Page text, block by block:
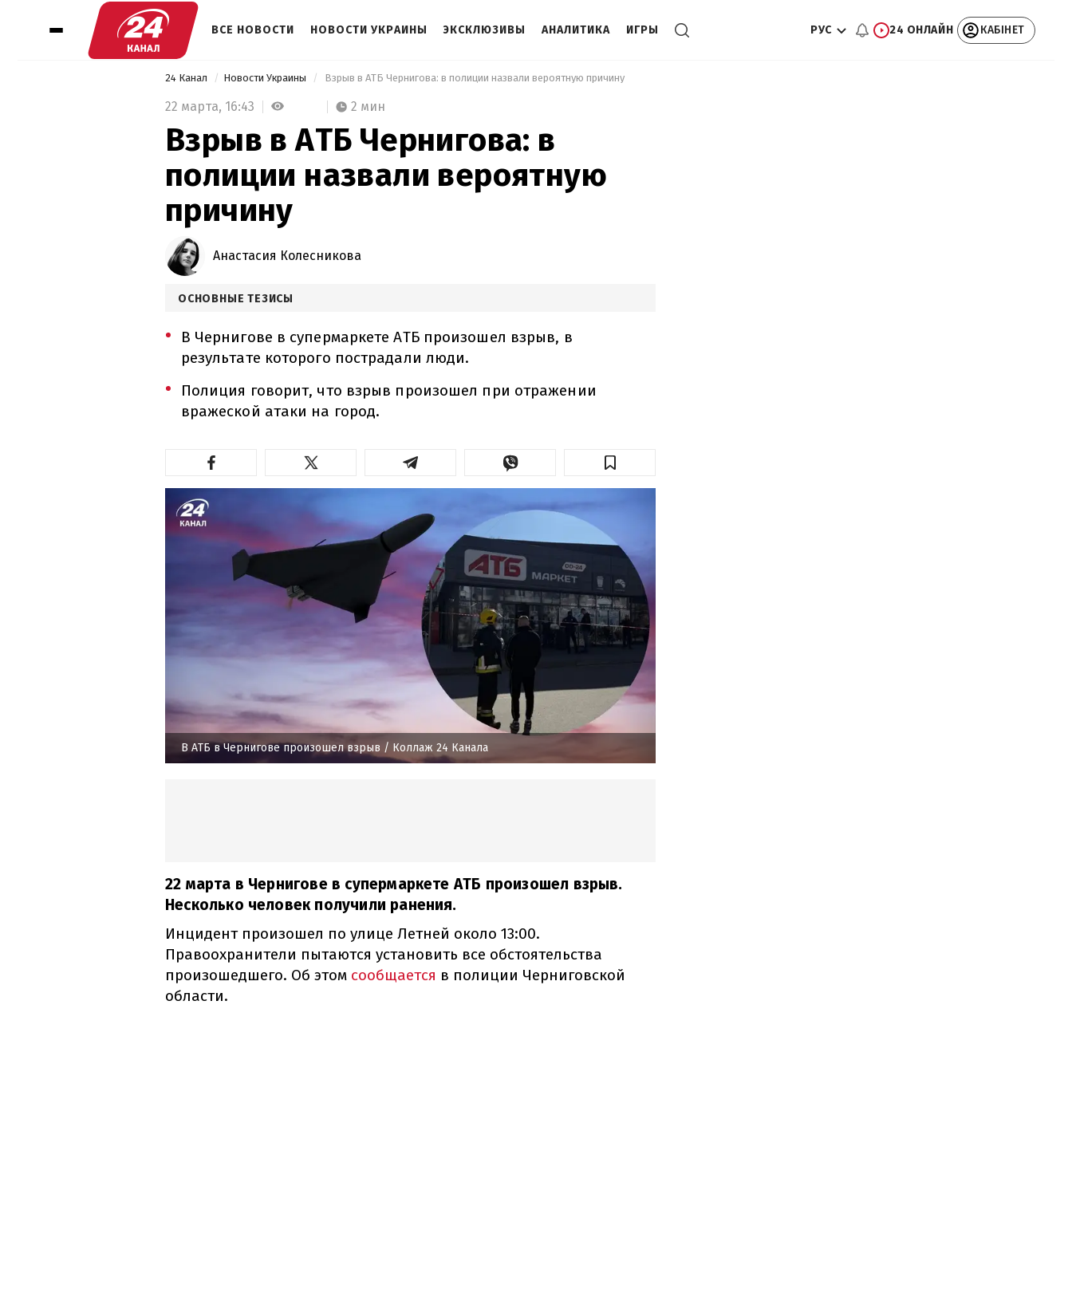
ВСЕ НОВОСТИ НОВОСТИ УКРАИНЫ ЭКСКЛЮЗИВЫ АНАЛИТИКА ИГРЫ РУС 24 ОНЛАЙН КАБІНЕТ
24 Канал Новости Украины Взрыв в АТБ Чернигова: в полиции назвали вероятную причину
22 марта, 16:43 2 мин
Взрыв в АТБ Чернигова: в
полиции назвали вероятную
причину
Анастасия Колесникова
ОСНОВНЫЕ ТЕЗИСЫ
В Чернигове в супермаркете АТБ произошел взрыв, в
результате которого пострадали люди.
Полиция говорит, что взрыв произошел при отражении
вражеской атаки на город.
В АТБ в Чернигове произошел взрыв / Коллаж 24 Канала
22 марта в Чернигове в супермаркете АТБ произошел взрыв.
Несколько человек получили ранения.
Инцидент произошел по улице Летней около 13:00.
Правоохранители пытаются установить все обстоятельства
произошедшего. Об этом сообщается в полиции Черниговской
области.